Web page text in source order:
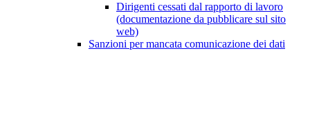
Dirigenti cessati dal rapporto di lavoro
(documentazione da pubblicare sul sito
web)
Sanzioni per mancata comunicazione dei dati